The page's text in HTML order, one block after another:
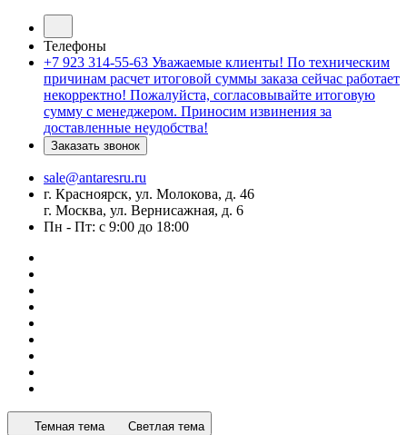
Телефоны
+7 923 314-55-63 Уважаемые клиенты! По техническим
причинам расчет итоговой суммы заказа сейчас работает
некорректно! Пожалуйста, согласовывайте итоговую
сумму с менеджером. Приносим извинения за
доставленные неудобства!
Заказать звонок
sale@antaresru.ru
г. Красноярск, ул. Молокова, д. 46
г. Москва, ул. Вернисажная, д. 6
Пн - Пт: с 9:00 до 18:00
Темная тема Светлая тема